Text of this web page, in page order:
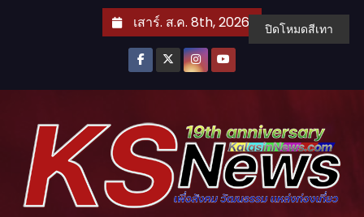
เสาร์. ส.ค. 8th, 2026 ปิดโหมดสีเทา